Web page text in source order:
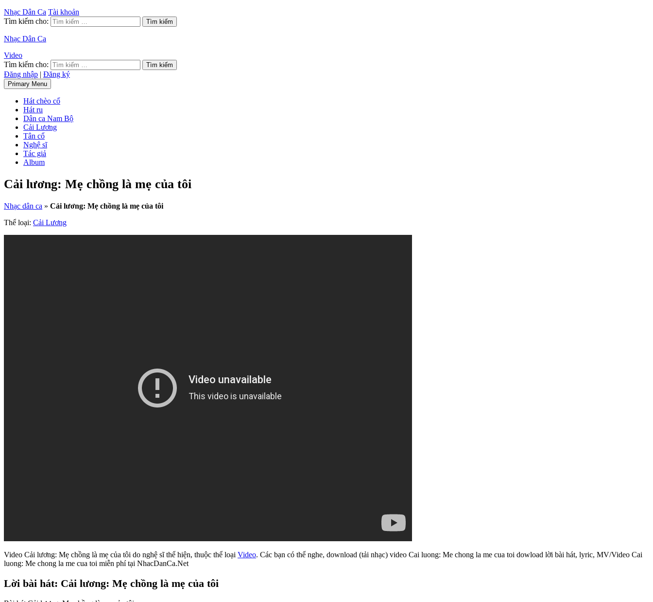
Nhạc Dân Ca Tài khoản
Tìm kiếm cho:
Nhạc Dân Ca
Video
Tìm kiếm cho:
Đăng nhập | Đăng ký
Primary Menu
Hát chèo cổ
Hát ru
Dân ca Nam Bộ
Cải Lương
Tân cổ
Nghệ sĩ
Tác giả
Album
Cải lương: Mẹ chồng là mẹ của tôi
Nhạc dân ca » Cải lương: Mẹ chồng là mẹ của tôi
Thể loại: Cải Lương
Video Cải lương: Mẹ chồng là mẹ của tôi do nghệ sĩ thể hiện, thuộc thể loại Video. Các bạn có thể nghe, download (tải nhạc) video Cai luong: Me chong la me cua toi dowload lời bài hát, lyric, MV/Video Cai
luong: Me chong la me cua toi miễn phí tại NhacDanCa.Net
Lời bài hát: Cải lương: Mẹ chồng là mẹ của tôi